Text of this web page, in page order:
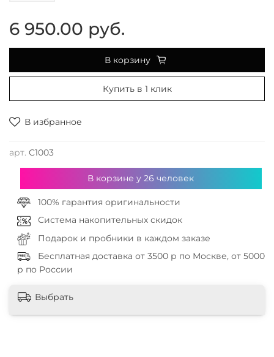
В избранное
арт. C1003
6 950.00 руб.
В корзину
Купить в 1 клик
В корзине у26 человек
100% гарантия оригинальности
Система накопительных скидок
Подарок и пробники в каждом заказе
Бесплатная доставка от 3500 р по Москве, от 5000
р по России
Выбрать